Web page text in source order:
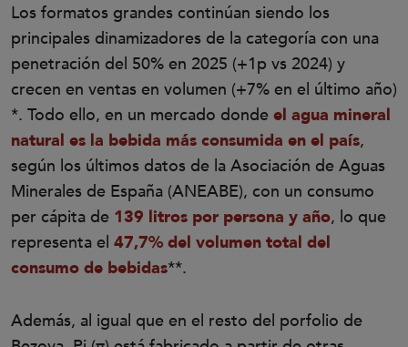
Los formatos grandes continúan siendo los
principales dinamizadores de la categoría con una
penetración del 50% en 2025 (+1p vs 2024) y
crecen en ventas en volumen (+7% en el último año)
*. Todo ello, en un mercado donde el agua mineral
natural es la bebida más consumida en el país,
según los últimos datos de la Asociación de Aguas
Minerales de España (ANEABE), con un consumo
per cápita de 139 litros por persona y año, lo que
representa el 47,7% del volumen total del
consumo de bebidas**.
Además, al igual que en el resto del porfolio de